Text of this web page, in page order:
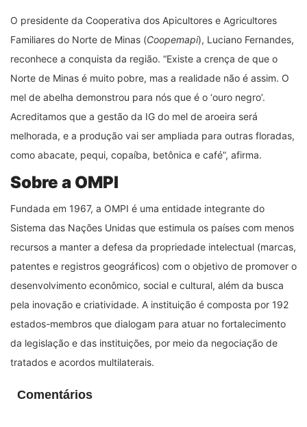
O presidente da Cooperativa dos Apicultores e Agricultores
Familiares do Norte de Minas (Coopemapi), Luciano Fernandes,
reconhece a conquista da região. “Existe a crença de que o
Norte de Minas é muito pobre, mas a realidade não é assim. O
mel de abelha demonstrou para nós que é o ‘ouro negro’.
Acreditamos que a gestão da IG do mel de aroeira será
melhorada, e a produção vai ser ampliada para outras floradas,
como abacate, pequi, copaíba, betônica e café”, afirma.
Sobre a OMPI
Fundada em 1967, a OMPI é uma entidade integrante do
Sistema das Nações Unidas que estimula os países com menos
recursos a manter a defesa da propriedade intelectual (marcas,
patentes e registros geográficos) com o objetivo de promover o
desenvolvimento econômico, social e cultural, além da busca
pela inovação e criatividade. A instituição é composta por 192
estados-membros que dialogam para atuar no fortalecimento
da legislação e das instituições, por meio da negociação de
tratados e acordos multilaterais.
Comentários